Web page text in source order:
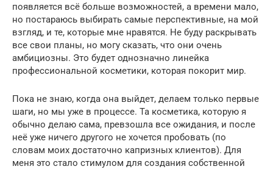
появляется всё больше возможностей, а времени мало,
но постараюсь выбирать самые перспективные, на мой
взгляд, и те, которые мне нравятся. Не буду раскрывать
все свои планы, но могу сказать, что они очень
амбициозны. Это будет однозначно линейка
профессиональной косметики, которая покорит мир.
Пока не знаю, когда она выйдет, делаем только первые
шаги, но мы уже в процессе. Та косметика, которую я
обычно делаю сама, превзошла все ожидания, и после
неё уже ничего другого не хочется пробовать (по
словам моих достаточно капризных клиентов). Для
меня это стало стимулом для создания собственной